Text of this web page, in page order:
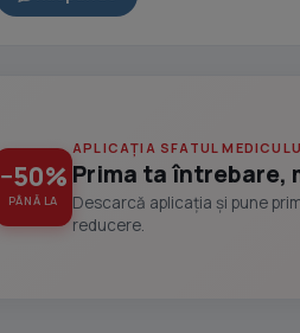
−50%
PÂNĂ LA
APLICAȚIA SFATUL
Prima ta întrebare,
Descarcă aplicația și pune
reducere.